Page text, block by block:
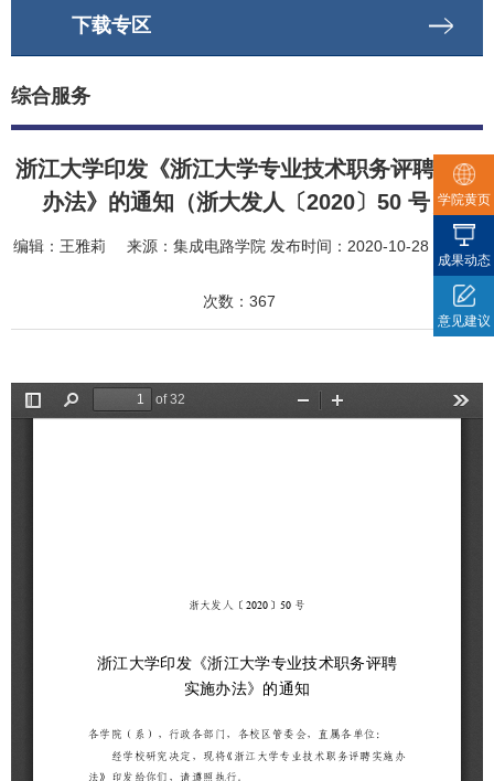
下载专区
综合服务
浙江大学印发《浙江大学专业技术职务评聘实施
办法》的通知（浙大发人〔2020〕50 号）
编辑： 王雅莉 来源： 集成电路学院 发布时间： 2020-10-28 访问
次数： 367
学院黄页
成果动态
意见建议